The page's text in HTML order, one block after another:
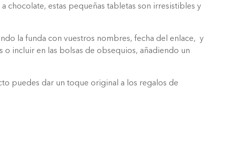
chocolate, estas pequeñas tabletas son irresistibles y
la funda con vuestros nombres, fecha del enlace, y
incluir en las bolsas de obsequios, añadiendo un
puedes dar un toque original a los regalos de